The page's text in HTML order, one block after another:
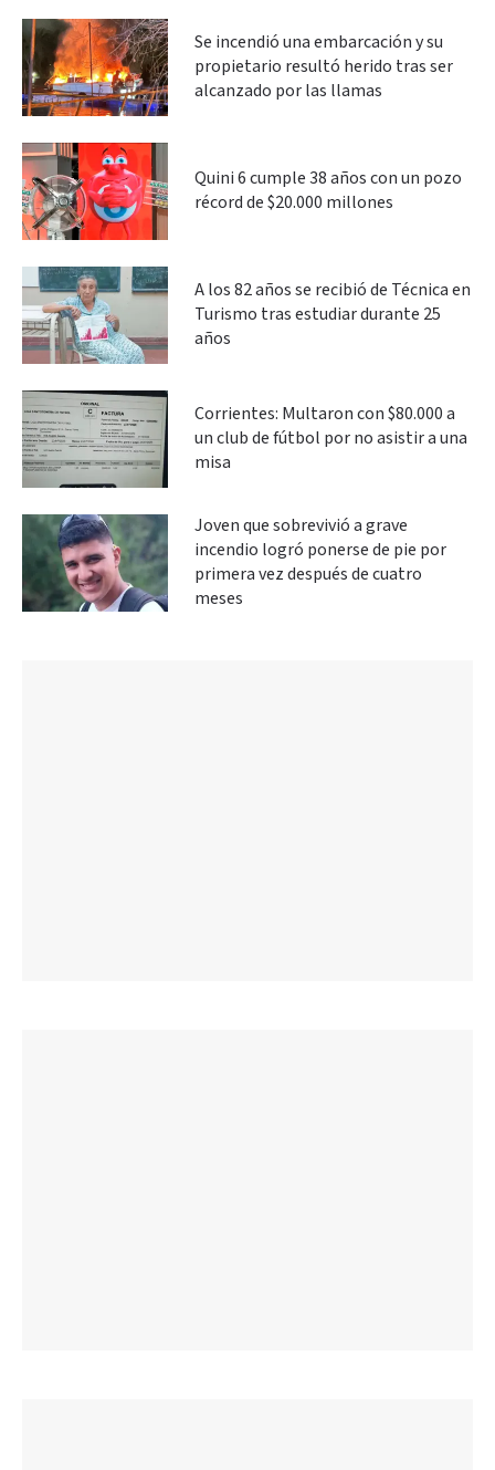
Se incendió una embarcación y su
propietario resultó herido tras ser
alcanzado por las llamas
Quini 6 cumple 38 años con un pozo
récord de $20.000 millones
A los 82 años se recibió de Técnica en
Turismo tras estudiar durante 25
años
Corrientes: Multaron con $80.000 a
un club de fútbol por no asistir a una
misa
Joven que sobrevivió a grave
incendio logró ponerse de pie por
primera vez después de cuatro
meses